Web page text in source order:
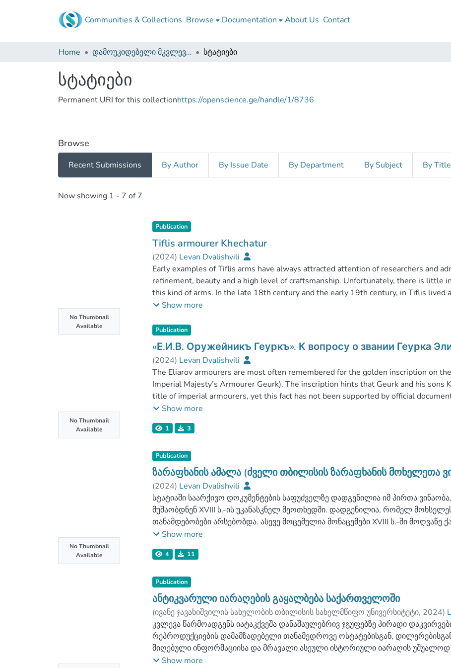
Communities & Collections Browse Documentation About Us Contact
Home დამოუკიდებელი მკვლევრები სტატიები
სტატიები
Permanent URI for this collectionhttps://openscience.ge/handle/1/8736
Browse
Recent Submissions By Author By Issue Date By Department By Subject By Title
Recent Submissions
Now showing 1 - 7 of 7
No Thumbnail
Available
Publication
Tiflis armourer Khechatur
(2024) Levan Dvalishvili
Early examples of Tiflis arms have always attracted attention of researchers and
refinement, beauty and a high level of craftsmanship. Unfortunately, there is little
this kind of arms. In the late 18th century and the early 19th century, in Tiflis lived
Khechatur who had been considered a royal armourer since the time of Georgian
does not mention him in her famous monograph on Caucasian arms.
This article is an attempt to gather various data on Khechatur which allows to
Georgian arms production history.
Show more
No Thumbnail
Available
Publication
«Е.И.В. Оружейникъ Геуркъ». К вопросу о звании Геурка
(2024) Levan Dvalishvili
The Eliarov armourers are most often remembered for the golden inscription on
Imperial Majesty’s Armourer Geurk). The inscription hints that Geurk and his sons
title of imperial armourers, yet this fact has not been supported by official
article is to introduce several previously unknown sources that make it possible to
Show more
1 3
No Thumbnail
Available
Publication
ზარაფხანის ამალა (ძველი თბილისის ზარაფხანის მოხელეთა
(2024) Levan Dvalishvili
სტატიაში საარქივო დოკუმენტების საფუძველზე დადგენილია იმ პირთა
მუშაობდნენ XVIII ს.-ის უკანასკნელ მეოთხედში. დადგენილია, რომელ
თანამდებობები არსებობდა. ასევე მოცემულია მონაცემები XVIII ს.-ში
მდნობელ მეტალურგთა დინასტიის - ნაზარაშვილების შესახებ, რომელთა 4
Show more
4 11
Publication
ანტიკვარული იარაღების გაყალბება საქართველოში
(ივანე ჯავახიშვილის სახელობის თბილისის სახელმწიფო უნივერსიტეტი, 2024)
კვლევა წარმოადგენს იატაკქვეშა დანაშაულებრივ ჯგუფებზე პირადი
რეპროდუქციების დამამზადებელი თანამედროვე ოსტატებისგან,
მიღებული ინფორმაციისა და მრავალი ასეული ისტორიული იარაღის უშუალოდ
ანტიკვარული ნივთების გაყალბება (მით უმეტეს ძველებური იარაღის),
Show more